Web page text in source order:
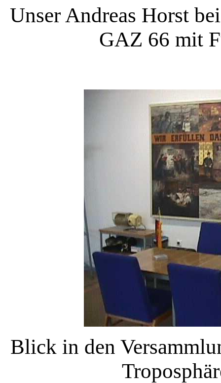
Unser Andreas Horst
GAZ 66 mit
Blick in den